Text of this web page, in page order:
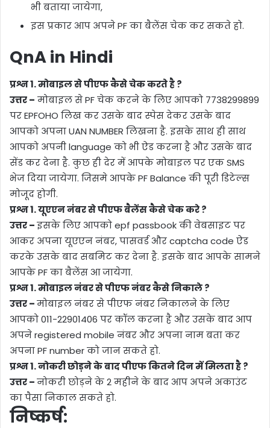
भी बताया जायेगा,
इस प्रकार आप अपने PF का बैलेंस चेक कर सकते हो.
QnA in Hindi
प्रश्न 1. मोबाइल से पीएफ कैसे चेक करते है ?
उत्तर – मोबाइल से PF चेक करने के लिए आपको 7738299899
पर EPFOHO लिख कर उसके बाद स्पेस देकर उसके बाद
आपको अपना UAN NUMBER लिखना है. इसके साथ ही साथ
आपको अपनी language को भी ऐड करना है और उसके बाद
सेंड कर देना है. कुछ ही देर में आपके मोबाइल पर एक SMS
भेज दिया जायेगा. जिसमे आपके PF Balance की पूरी डिटेल्स
मोजूद होगी.
प्रश्न 1. यूएएन नंबर से पीएफ बैलेंस कैसे चेक करे ?
उत्तर –इसके लिए आपको epf passbook की वेबसाइट पर
आकर अपना यूएएन नंबर, पासवर्ड और captcha code ऐड
करके उसके बाद सबमिट कर देना है. इसके बाद आपके सामने
आपके PF का बैलेंस आ जायेगा.
प्रश्न 1. मोबाइल नंबर से पीएफ नंबर कैसे निकाले ?
उत्तर –मोबाइल नंबर से पीएफ नंबर निकालने के लिए
आपको 011-22901406 पर कॉल करना है और उसके बाद आप
अपने registered mobile नंबर और अपना नाम बता कर
अपना PF number को जान सकते हो.
प्रश्न 1. नोकरी छोड़ने के बाद पीएफ कितने दिन में मिलता है ?
उत्तर –नोकरी छोड़ने के 2 महीने के बाद आप अपने अकाउंट
का पैसा निकाल सकते हो.
निष्कर्ष: